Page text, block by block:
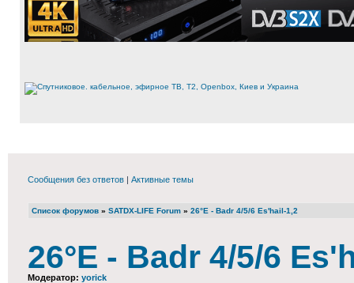
Сообщения без ответов | Активные темы
Список форумов » SATDX-LIFE Forum » 26°E - Badr 4/5/6 Es'hail-1,2
26°E - Badr 4/5/6
Модератор: yorick